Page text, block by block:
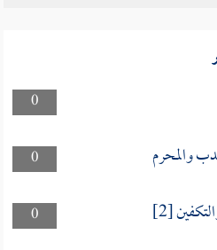
0
0
والمحرم
0
[2]